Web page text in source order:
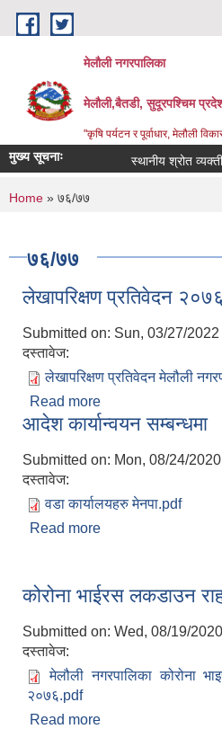
Skip to main content
मेलौली नगरपालिका
मेलौली,बैतडी, सुदूरपश्‍चिम
"कृषि पर्यटन र पूर्वाधार, मेलौली
मुख्य सूचनाः स्थानीय श्रोत व्यक्ती
You are here
Home » ७६/७७
७६/७७
लेखापरिक्षण प्रतिवेदन
Submitted on: Sun, 03/27/2022
दस्तावेज:
लेखापरिक्षण प्रतिवेदन मेलौली
Read more
आदेश कार्यान्वयन सम्बन्धमा
Submitted on: Mon, 08/24/
दस्तावेज:
वडा कार्यालयहरु मेनपा.pdf
Read more
कोरोना भाईरस लकडाउन
Submitted on: Wed, 08/19/
दस्तावेज:
मेलौली नगरपालिका कोरोना
२०७६.pdf
Read more